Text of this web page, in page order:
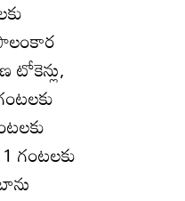
టోకెన్లు,
గంటలకు